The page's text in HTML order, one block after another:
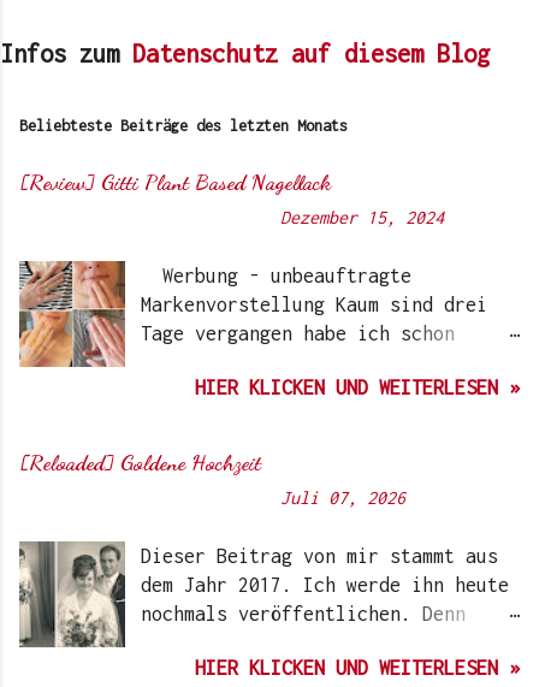
Infos zum Datenschutz auf diesem Blog
Beliebteste Beiträge des letzten Monats
[Review] Gitti Plant Based Nagellack
Dezember 15, 2024
Werbung - unbeauftragte
Markenvorstellung Kaum sind drei
Tage vergangen habe ich schon
Euch. Aber nach 6 Monate, wo ich
durchwegs positives Ergebnis
vermelden. Die meisten dürften
Instagram kennen. Auch Ari hat auf
ihrem Blog schon darüber
berichtet. Ich selbst wurde das
über Instagram-Account der
HIER KLICKEN UND WEITERLESEN »
[Reloaded] Goldene Hochzeit
Juli 07, 2026
Dieser Beitrag von mir stammt aus
dem Jahr 2017. Ich werde ihn heute
nochmals veröffentlichen. Denn
59. Hochzeitstag feiern. Auf dem
HIER KLICKEN UND WEITERLESEN »